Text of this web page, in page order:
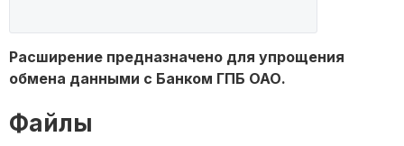
Расширение предназначено для упрощения
обмена данными с Банком ГПБ ОАО.
Файлы